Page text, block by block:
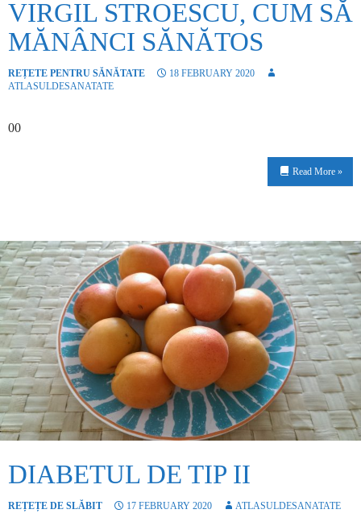
VIRGIL STROESCU, CUM SĂ
MĂNÂNCI SĂNĂTOS
REȚETE PENTRU SĂNĂTATE
18 FEBRUARY 2020
ATLASULDESANATATE
00
Read More »
DIABETUL DE TIP II
REȚEȚE DE SLĂBIT 17 FEBRUARY 2020 ATLASULDESANATATE